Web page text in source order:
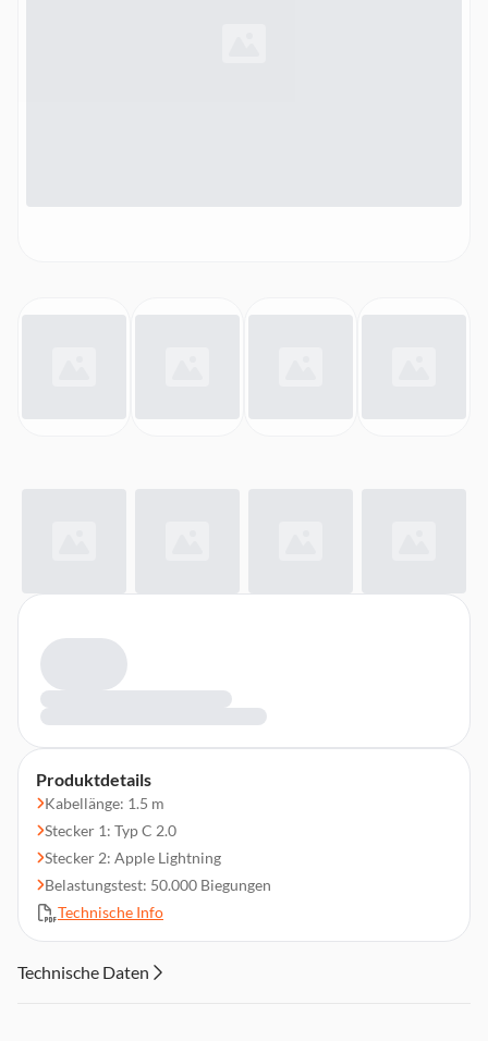
Produktdetails
Kabellänge: 1.5 m
Stecker 1: Typ C 2.0
Stecker 2: Apple Lightning
Belastungstest: 50.000 Biegungen
Technische Info
Technische Daten